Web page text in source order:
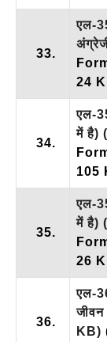
33.
एल-
24
34.
एल-
में है)
105
35.
एल-
में है)
26
36.
एल-
जीवन
KB)